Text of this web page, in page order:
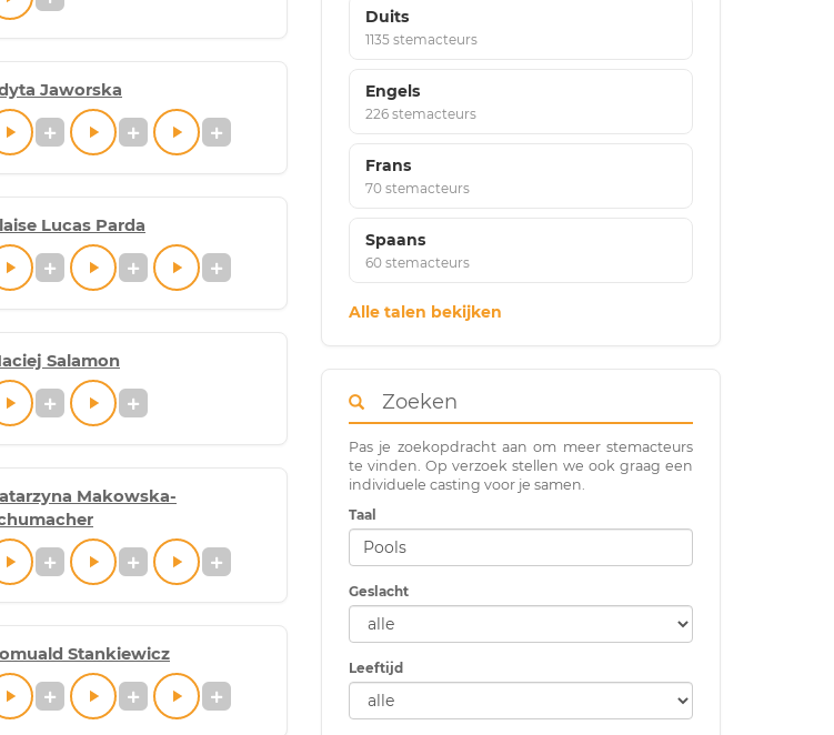
Jaworska
Lucas Parda
Salamon
Makowska-
Stankiewicz
Duits
1135 stemacteurs
Engels
226 stemacteurs
Frans
70 stemacteurs
Spaans
60 stemacteurs
Alle talen bekijken
Zoeken
Pas je zoekopdracht aan om meer stemacteurs
te vinden. Op verzoek stellen we ook graag een
individuele casting voor je samen.
Taal
Geslacht
Leeftijd